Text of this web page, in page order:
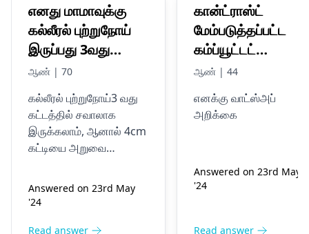
எனது மாமாவுக்கு
கல்லீரல் புற்றுநோய்
இருப்பது 3வது
நிலையில் இருப்பதை
அவரது கல்லீரலில் 4
சென்டிமீட்டர்
அளவுள்ள கட்டியை
கண்டறிந்துள்ளனர்,
இது அறுவை
சிகிச்சை மூலம்
ஆண் | 70
கல்லீரல் புற்றுநோய்3 வது
கட்டத்தில் சவாலாக
இருக்கலாம், ஆனால் 4cm
கட்டியை அறுவை
அகற்றுவதில் இன்னும்
நம்பிக்கை உள்ளது.
வெற்றி மற்றும் அவரது
Answered on 23rd May
'24
Read answer
கான்ட்ராஸ்ட்
மேம்படுத்தப்பட்ட
கம்ப்யூட்டட்
டோமோகிராபி முழு
மிதமான
கிரிஸ்டிடிஸ். எனது
சகோதரர் சுரேஷ்
பஞ்சாபி பாக்
ஆண் | 44
எனக்கு வாட்ஸ்அப்
அறிக்கை
Answered on 23rd May
'24
Read answer